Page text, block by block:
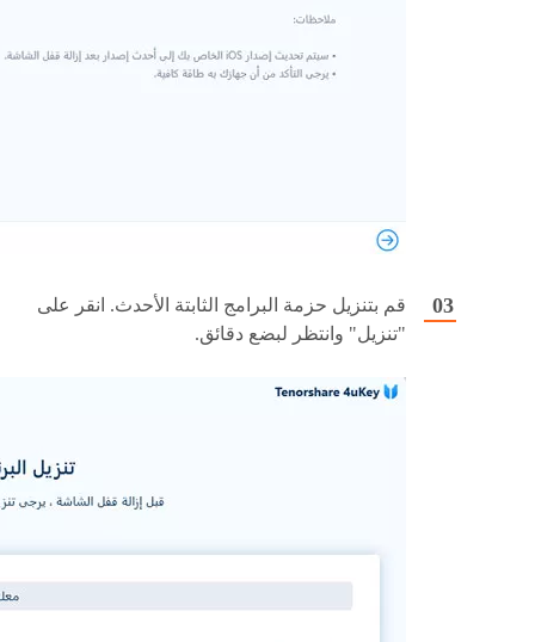
قم بتنزيل حزمة البرامج الثابتة الأحدث. انقر على
"تنزيل" وانتظر لبضع دقائق.